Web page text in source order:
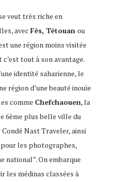
veut très riche en
avec Fès, Tétouan ou
une région moins visitée
tout à son avantage.
identité saharienne, le
région d’une beauté inouïe
comme Chefchaouen, la
6ème plus belle ville du
Condé Nast Traveler, ainsi
pour les photographes,
national”. On embarque
les médinas classées à